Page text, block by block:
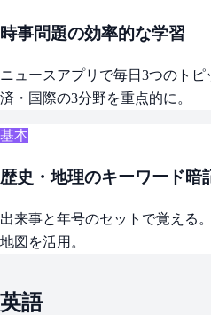
時事問題の効率的な学習
ニュースアプリで毎日3つのト
済・国際の3分野を重点的に。
基本
歴史・地理のキーワード暗
出来事と年号のセットで覚える
地図を活用。
英語